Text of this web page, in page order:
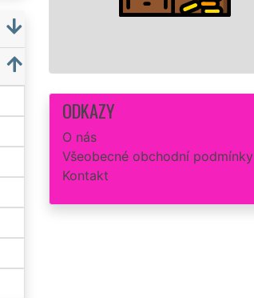
ODKAZY
O nás
Všeobecné obchodní podmínky
Kontakt